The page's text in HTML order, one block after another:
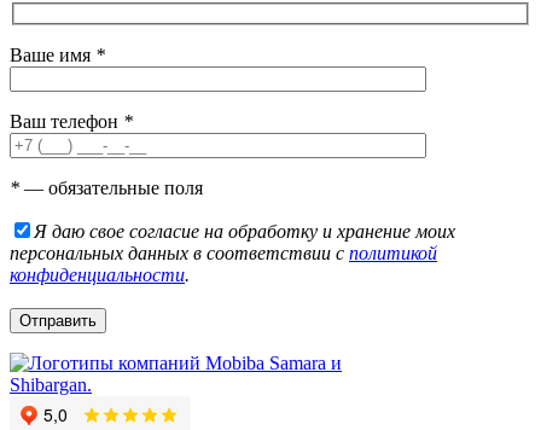
Ваше имя *
Ваш телефон *
* — обязательные поля
Я даю свое согласие на обработку и хранение моих
персональных данных в соответствии с политикой
конфиденциальности.